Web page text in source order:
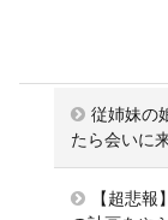
従姉妹の
たら会いに
【超悲